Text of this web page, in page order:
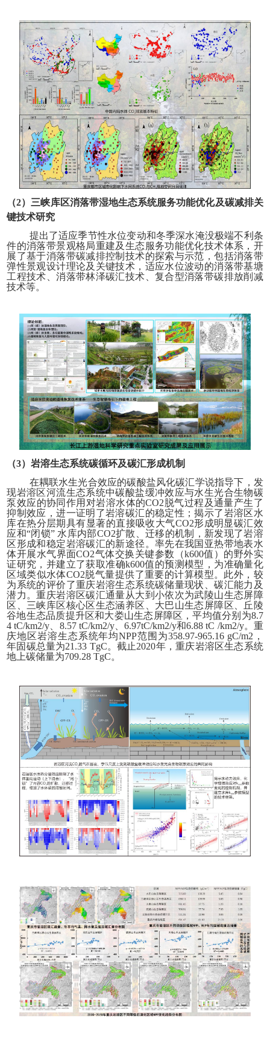
（2）三峡库区消落带湿地生态系统服务功能优化及碳减排关
键技术研究
提出了适应季节性水位变动和冬季深水淹没极端不利条
件的消落带景观格局重建及生态服务功能优化技术体系，开
展了基于消落带碳减排控制技术的探索与示范，包括消落带
弹性景观设计理论及关键技术，适应水位波动的消落带基塘
工程技术、消落带林泽碳汇技术、复合型消落带碳排放削减
技术等。
（3）岩溶生态系统碳循环及碳汇形成机制
在耦联水生光合效应的碳酸盐风化碳汇学说指导下，发
现岩溶区河流生态系统中碳酸盐缓冲效应与水生光合生物碳
泵效应的协同作用对岩溶水体的CO2脱气过程及通量产生了
抑制效应，进一证明了岩溶碳汇的稳定性；揭示了岩溶区水
库在热分层期具有显著的直接吸收大气CO2形成明显碳汇效
应和“闭锁” 水库内部CO2扩散、迁移的机制，新发现了岩溶
区形成和稳定岩溶碳汇的新途径。率先在我国亚热带地表水
体开展水气界面CO2气体交换关键参数（k600值）的野外实
证研究，并建立了获取准确k600值的预测模型，为准确量化
区域类似水体CO2脱气量提供了重要的计算模型。此外，较
为系统的评价了重庆岩溶生态系统碳储量现状、碳汇能力及
潜力。重庆岩溶区碳汇通量从大到小依次为武陵山生态屏障
区、三峡库区核心区生态涵养区、大巴山生态屏障区、丘陵
谷地生态品质提升区和大娄山生态屏障区，平均值分别为8.7
4 tC/km2/y、8.57 tC/km2/y、6.97tC/km2/y和6.88 tC /km2/y。重
庆地区岩溶生态系统年均NPP范围为358.97-965.16 gC/m2，
年固碳总量为21.33 TgC。截止2020年，重庆岩溶区生态系统
地上碳储量为709.28 TgC。